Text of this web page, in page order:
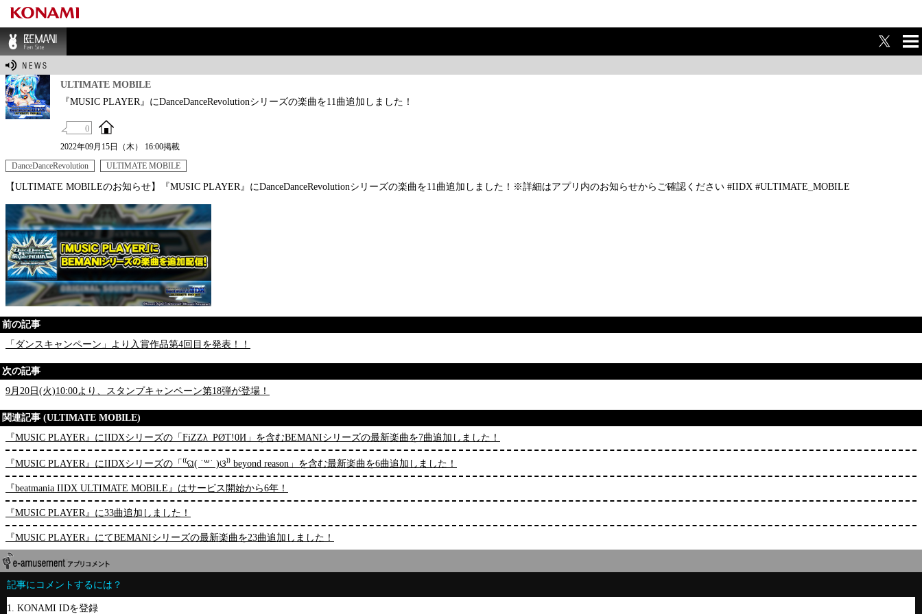
BEMANI Fan Sit
ULTIMATE MOBILE
『MUSIC PLAYER』にDanceDanceRevolutionシリーズの楽曲を11曲追加しました！
0
2022年09月15日（木） 16:00掲載
DanceDanceRevolution
ULTIMATE MOBILE
【ULTIMATE MOBILEのお知らせ】『MUSIC PLAYER』にDanceDanceRevolutionシリーズの楽曲を11曲追加しました！※詳細はアプリ内のお知らせからご確認ください #IIDX #ULTIMATE_MOBILE
前の記事
「ダンスキャンペーン」より入賞作品第4回目を発表！！
次の記事
9月20日(火)10:00より、スタンプキャンペーン第18弾が登場！
関連記事 (ULTIMATE MOBILE)
『MUSIC PLAYER』にIIDXシリーズの「FiZZλ_PØT!0И」を含むBEMANIシリーズの最新楽曲を7曲追加しました！
『MUSIC PLAYER』にIIDXシリーズの「⁽⁽ଘ( ˙꒳˙ )ଓ⁾⁾ beyond reason」を含む最新楽曲を6曲追加しました！
『beatmania IIDX ULTIMATE MOBILE』はサービス開始から6年！
『MUSIC PLAYER』に33曲追加しました！
『MUSIC PLAYER』にてBEMANIシリーズの最新楽曲を23曲追加しました！
記事にコメントするには？
1. KONAMI IDを登録